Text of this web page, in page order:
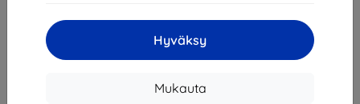
Hyväksy
Mukauta
yhteensä5.